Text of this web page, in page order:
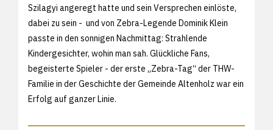
Szilagyi angeregt hatte und sein Versprechen einlöste,
dabei zu sein - und von Zebra-Legende Dominik Klein
passte in den sonnigen Nachmittag: Strahlende
Kindergesichter, wohin man sah. Glückliche Fans,
begeisterte Spieler - der erste „Zebra-Tag“ der THW-
Familie in der Geschichte der Gemeinde Altenholz war ein
Erfolg auf ganzer Linie.